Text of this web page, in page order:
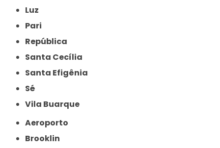
Luz
Pari
República
Santa Cecília
Santa Efigênia
Sé
Vila Buarque
Aeroporto
Brooklin